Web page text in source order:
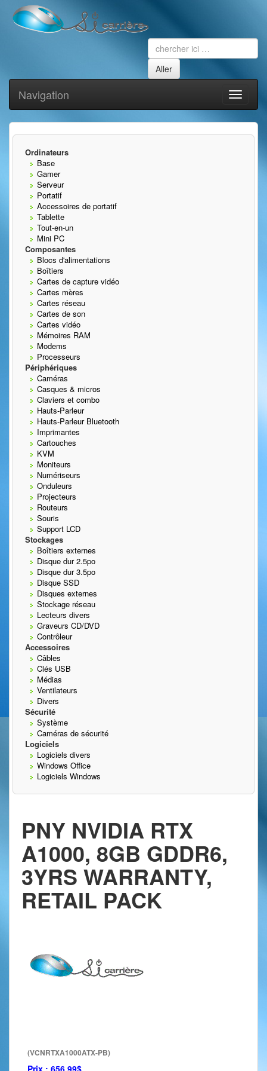
Toggle
Navigation
Ordinateurs
Base
Gamer
Serveur
Portatif
Accessoires de portatif
Tablette
Tout-en-un
Mini PC
Composantes
Blocs d'alimentations
Boîtiers
Cartes de capture vidéo
Cartes mères
Cartes réseau
Cartes de son
Cartes vidéo
Mémoires RAM
Modems
Processeurs
Périphériques
Caméras
Casques & micros
Claviers et combo
Hauts-Parleur
Hauts-Parleur Bluetooth
Imprimantes
Cartouches
KVM
Moniteurs
Numériseurs
Onduleurs
Projecteurs
Routeurs
Souris
Support LCD
Stockages
Boîtiers externes
Disque dur 2.5po
Disque dur 3.5po
Disque SSD
Disques externes
Stockage réseau
Lecteurs divers
Graveurs CD/DVD
Contrôleur
Accessoires
Câbles
Clés USB
Médias
Ventilateurs
Divers
Sécurité
Système
Caméras de sécurité
Logiciels
Logiciels divers
Windows Office
Logiciels Windows
PNY NVIDIA RTX
A1000, 8GB GDDR6,
3YRS WARRANTY,
RETAIL PACK
(VCNRTXA1000ATX-PB)
Prix : 656.99$